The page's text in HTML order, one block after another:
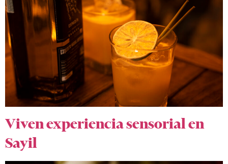
Viven experiencia sensorial en
Sayil